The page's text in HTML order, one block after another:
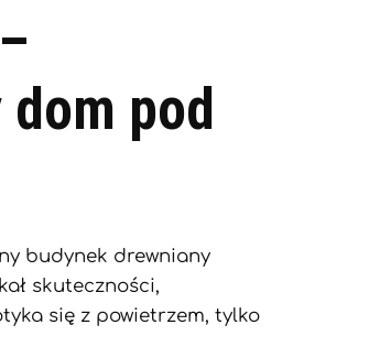
pod
budynek drewniany
skuteczności,
się z powietrzem, tylko